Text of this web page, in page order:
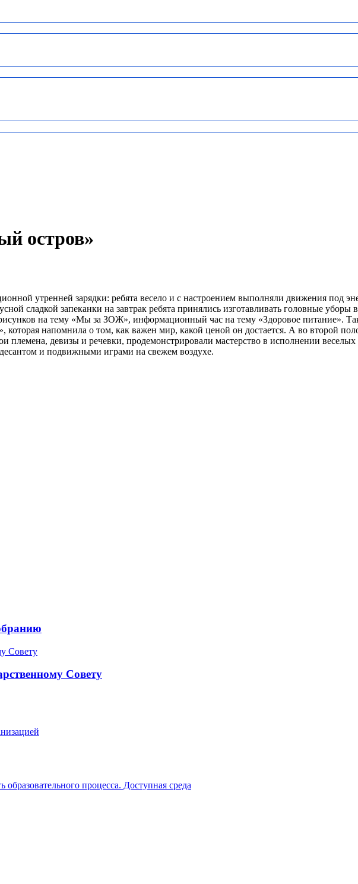
остров»
утренней зарядки: ребята весело и с настроением выполняли движения под
сладкой запеканки на завтрак ребята принялись изготавливать головные
на тему «Мы за ЗОЖ», информационный час на тему «Здоровое питание».
напомнила о том, как важен мир, какой ценой он достается. А во второй
племена, девизы и речевки, продемонстрировали мастерство в исполнении
и подвижными играми на свежем воздухе.
Совету
процесса. Доступная среда